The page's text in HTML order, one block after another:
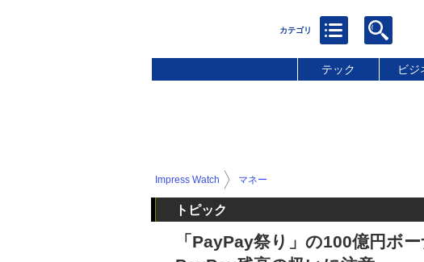
テック ビジ
Impress Watch マネー
トピック
「PayPay祭り」の100億円ボ